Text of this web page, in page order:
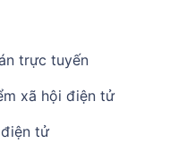
trực tuyến
xã hội điện tử
tử